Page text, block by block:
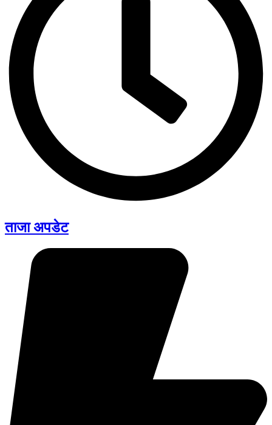
ताजा अपडेट